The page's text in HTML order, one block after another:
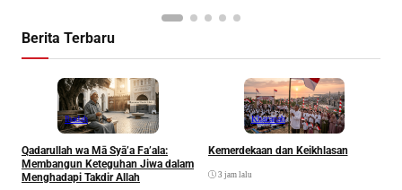
Berita Terbaru
Ibadah
Qadarullah wa Mā Syā’a Fa’ala:
Membangun Keteguhan Jiwa dalam
Menghadapi Takdir Allah
Khazanah
Kemerdekaan dan Keikhlasan
3 jam lalu